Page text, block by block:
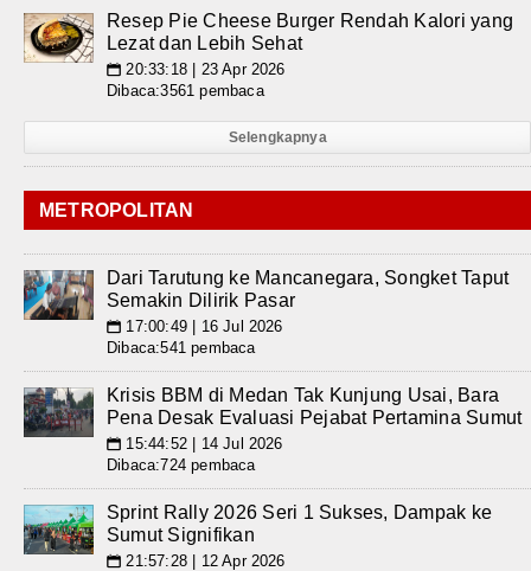
Resep Pie Cheese Burger Rendah Kalori yang
Lezat dan Lebih Sehat
📅 20:33:18 | 23 Apr 2026
Dibaca:3561 pembaca
Selengkapnya
METROPOLITAN
Dari Tarutung ke Mancanegara, Songket Taput
Semakin Dilirik Pasar
📅 17:00:49 | 16 Jul 2026
Dibaca:541 pembaca
Krisis BBM di Medan Tak Kunjung Usai, Bara
Pena Desak Evaluasi Pejabat Pertamina Sumut
📅 15:44:52 | 14 Jul 2026
Dibaca:724 pembaca
Sprint Rally 2026 Seri 1 Sukses, Dampak ke
Sumut Signifikan
📅 21:57:28 | 12 Apr 2026